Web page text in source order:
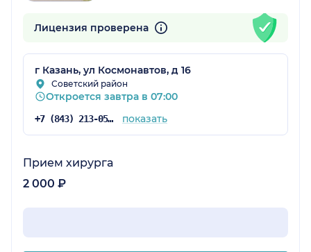
Лицензия проверена
г Казань, ул Космонавтов, д 16
Советский район
Откроется завтра в 07:00
+7 (843) 213-05-65 показать
Прием хирурга
2 000 ₽